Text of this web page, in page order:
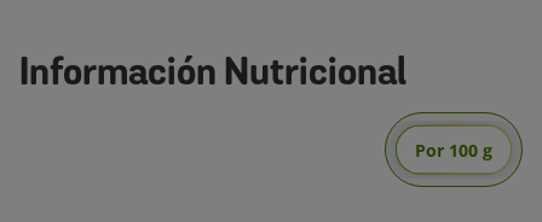
Información Nutricional
Por 100 g